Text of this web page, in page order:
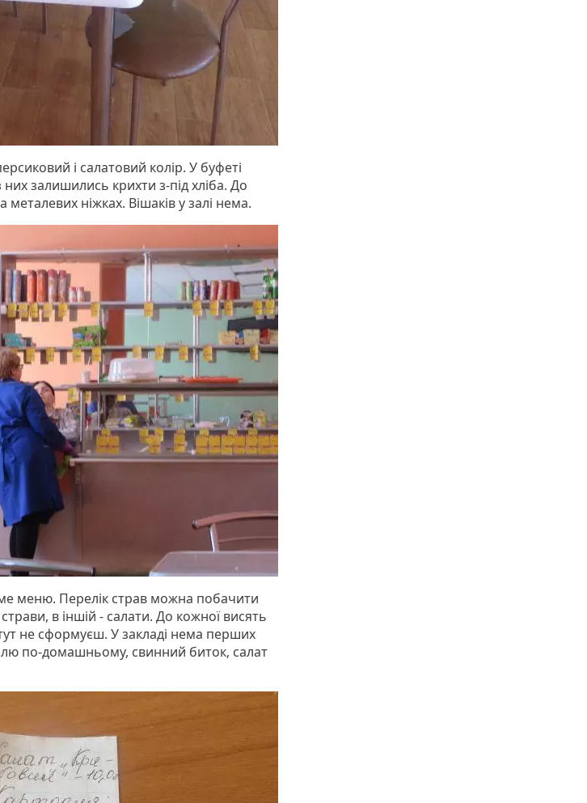
і салатовий колір. У буфеті
них залишились крихти з-під хліба. До
металевих ніжках. Вішаків у залі нема.
меню. Перелік страв можна побачити
страви, в іншій - салати. До кожної висять
не сформуєш. У закладі нема перших
по-домашньому, свинний биток, салат